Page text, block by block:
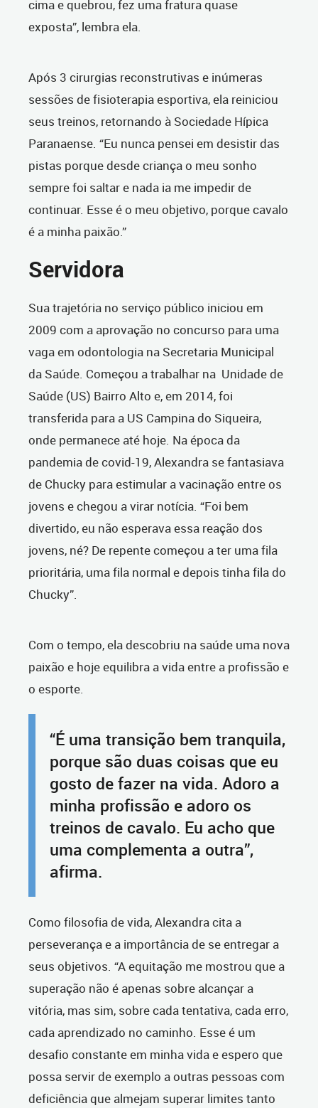
cima e quebrou, fez uma fratura quase
exposta”, lembra ela.
Após 3 cirurgias reconstrutivas e inúmeras
sessões de fisioterapia esportiva, ela reiniciou
seus treinos, retornando à Sociedade Hípica
Paranaense. “Eu nunca pensei em desistir das
pistas porque desde criança o meu sonho
sempre foi saltar e nada ia me impedir de
continuar. Esse é o meu objetivo, porque cavalo
é a minha paixão.”
Servidora
Sua trajetória no serviço público iniciou em
2009 com a aprovação no concurso para uma
vaga em odontologia na Secretaria Municipal
da Saúde. Começou a trabalhar na Unidade de
Saúde (US) Bairro Alto e, em 2014, foi
transferida para a US Campina do Siqueira,
onde permanece até hoje. Na época da
pandemia de covid-19, Alexandra se fantasiava
de Chucky para estimular a vacinação entre os
jovens e chegou a virar notícia. “Foi bem
divertido, eu não esperava essa reação dos
jovens, né? De repente começou a ter uma fila
prioritária, uma fila normal e depois tinha fila do
Chucky”.
Com o tempo, ela descobriu na saúde uma nova
paixão e hoje equilibra a vida entre a profissão e
o esporte.
“É uma transição bem tranquila,
porque são duas coisas que eu
gosto de fazer na vida. Adoro a
minha profissão e adoro os
treinos de cavalo. Eu acho que
uma complementa a outra”,
afirma.
Como filosofia de vida, Alexandra cita a
perseverança e a importância de se entregar a
seus objetivos. “A equitação me mostrou que a
superação não é apenas sobre alcançar a
vitória, mas sim, sobre cada tentativa, cada erro,
cada aprendizado no caminho. Esse é um
desafio constante em minha vida e espero que
possa servir de exemplo a outras pessoas com
deficiência que almejam superar limites tanto